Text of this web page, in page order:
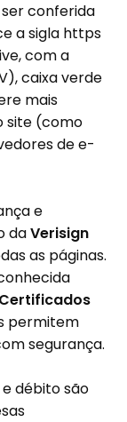
conferida
a sigla https
com a
caixa verde
mais
site (como
de e-
e
daVerisign
as páginas.
Certificados
permitem
segurança.
débito são